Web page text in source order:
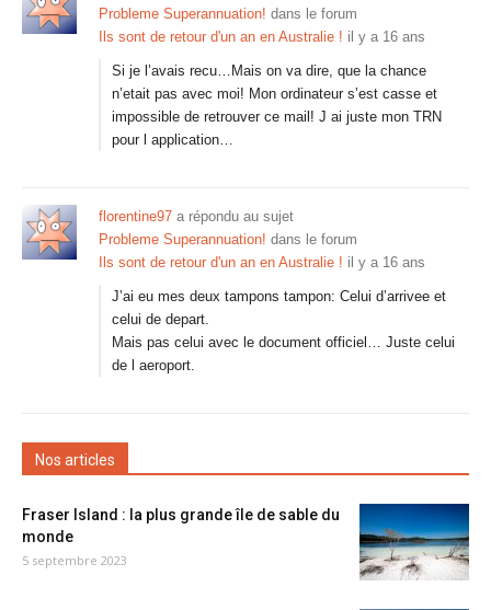
Probleme Superannuation! dans le forum
Ils sont de retour d'un an en Australie ! il y a 16 ans
Si je l’avais recu…Mais on va dire, que la chance
n’etait pas avec moi! Mon ordinateur s’est casse et
impossible de retrouver ce mail! J ai juste mon TRN
pour l application…
florentine97 a répondu au sujet
Probleme Superannuation! dans le forum
Ils sont de retour d'un an en Australie ! il y a 16 ans
J’ai eu mes deux tampons tampon: Celui d’arrivee et
celui de depart.
Mais pas celui avec le document officiel… Juste celui
de l aeroport.
Nos articles
Fraser Island : la plus grande île de sable du
monde
5 septembre 2023